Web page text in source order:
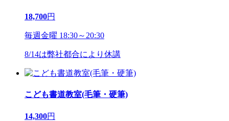
18,700円
毎週金曜 18:30～20:30
8/14は弊社都合により休講
こども書道教室(毛筆・硬筆)
14,300円